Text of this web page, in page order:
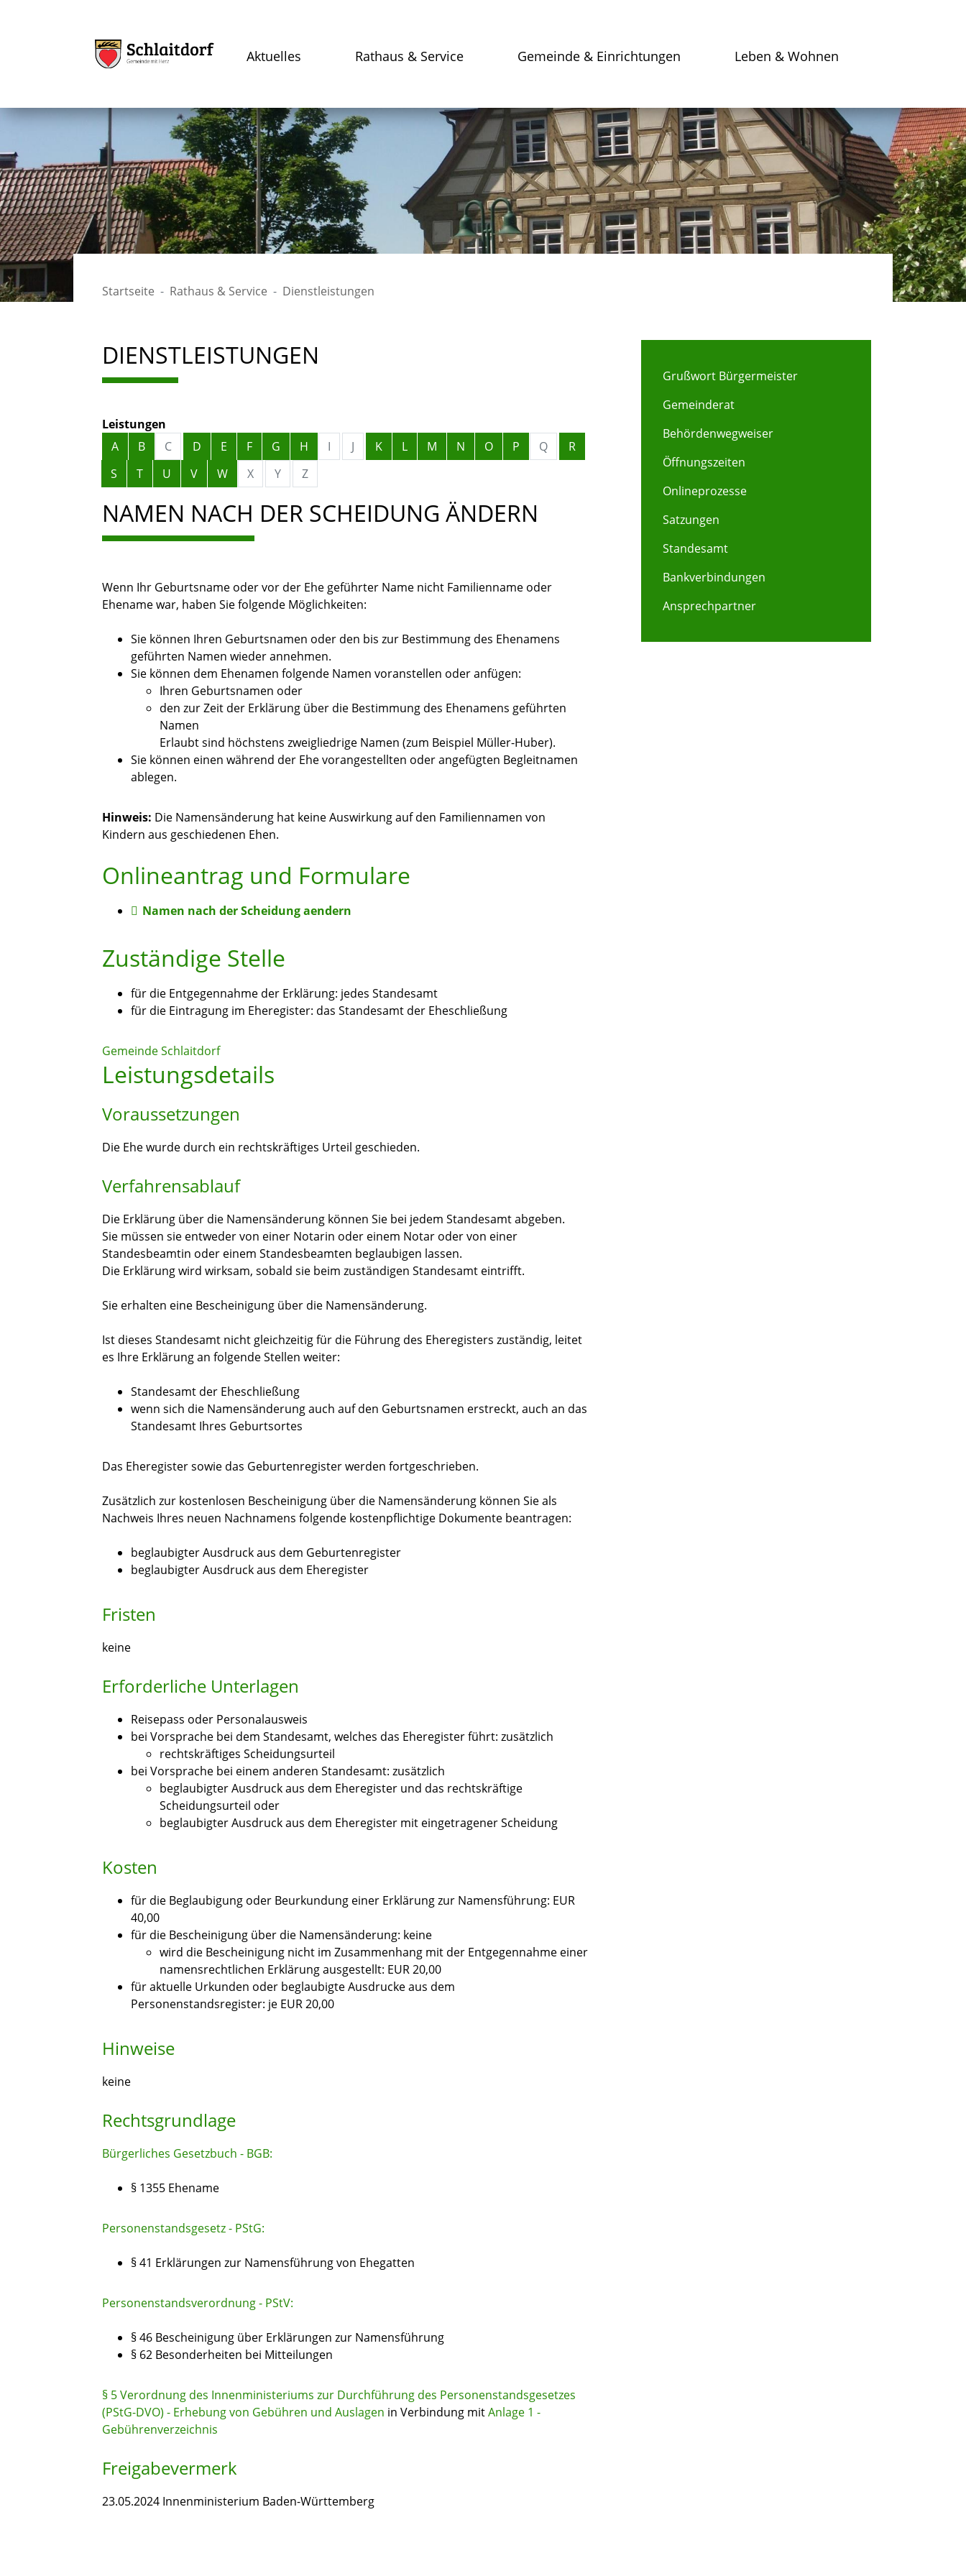
Aktuelles Rathaus & Service Gemeinde & Einrichtungen Leben & Wohnen
Startseite Rathaus & Service Dienstleistungen
DIENSTLEISTUNGEN
Leistungen
Alphabetisches Register überspringen
A B C D E F G H I J K L M N O P Q
R
S
T U V W X Y Z
NAMEN NACH DER SCHEIDUNG ÄNDERN
Wenn Ihr Geburtsname oder vor der Ehe geführter Name nicht Familienname oder
Ehename war, haben Sie folgende Möglichkeiten:
Sie können Ihren Geburtsnamen oder den bis zur Bestimmung des Ehenamens
geführten Namen wieder annehmen.
Sie können dem Ehenamen folgende Namen voranstellen oder anfügen:
Ihren Geburtsnamen oder
den zur Zeit der Erklärung über die Bestimmung des Ehenamens geführten
Namen
Erlaubt sind höchstens zweigliedrige Namen (zum Beispiel Müller-Huber).
Sie können einen während der Ehe vorangestellten oder angefügten Begleitnamen
ablegen.
Hinweis: Die Namensänderung hat keine Auswirkung auf den Familiennamen von
Kindern aus geschiedenen Ehen.
Onlineantrag und Formulare
Namen nach der Scheidung aendern
Zuständige Stelle
für die Entgegennahme der Erklärung: jedes Standesamt
für die Eintragung im Eheregister: das Standesamt der Eheschließung
Gemeinde Schlaitdorf
Leistungsdetails
Voraussetzungen
Die Ehe wurde durch ein rechtskräftiges Urteil geschieden.
Verfahrensablauf
Die Erklärung über die Namensänderung können Sie bei jedem Standesamt abgeben.
Sie müssen sie entweder von einer Notarin oder einem Notar oder von einer
Standesbeamtin oder einem Standesbeamten beglaubigen lassen.
Die Erklärung wird wirksam, sobald sie beim zuständigen Standesamt eintrifft.
Sie erhalten eine Bescheinigung über die Namensänderung.
Ist dieses Standesamt nicht gleichzeitig für die Führung des Eheregisters zuständig, leitet
es Ihre Erklärung an folgende Stellen weiter:
Standesamt der Eheschließung
wenn sich die Namensänderung auch auf den Geburtsnamen erstreckt, auch an das
Standesamt Ihres Geburtsortes
Das Eheregister sowie das Geburtenregister werden fortgeschrieben.
Zusätzlich zur kostenlosen Bescheinigung über die Namensänderung können Sie als
Nachweis Ihres neuen Nachnamens folgende kostenpflichtige Dokumente beantragen:
beglaubigter Ausdruck aus dem Geburtenregister
beglaubigter Ausdruck aus dem Eheregister
Fristen
keine
Erforderliche Unterlagen
Reisepass oder Personalausweis
bei Vorsprache bei dem Standesamt, welches das Eheregister führt: zusätzlich
rechtskräftiges Scheidungsurteil
bei Vorsprache bei einem anderen Standesamt: zusätzlich
beglaubigter Ausdruck aus dem Eheregister und das rechtskräftige
Scheidungsurteil oder
beglaubigter Ausdruck aus dem Eheregister mit eingetragener Scheidung
Kosten
für die Beglaubigung oder Beurkundung einer Erklärung zur Namensführung: EUR
40,00
für die Bescheinigung über die Namensänderung: keine
wird die Bescheinigung nicht im Zusammenhang mit der Entgegennahme einer
namensrechtlichen Erklärung ausgestellt: EUR 20,00
für aktuelle Urkunden oder beglaubigte Ausdrucke aus dem
Personenstandsregister: je EUR 20,00
Hinweise
keine
Rechtsgrundlage
Bürgerliches Gesetzbuch - BGB:
§ 1355 Ehename
Personenstandsgesetz - PStG:
§ 41 Erklärungen zur Namensführung von Ehegatten
Personenstandsverordnung - PStV:
§ 46 Bescheinigung über Erklärungen zur Namensführung
§ 62 Besonderheiten bei Mitteilungen
§ 5 Verordnung des Innenministeriums zur Durchführung des Personenstandsgesetzes
(PStG-DVO) - Erhebung von Gebühren und Auslagen in Verbindung mitAnlage 1 -
Gebührenverzeichnis
Freigabevermerk
23.05.2024 Innenministerium Baden-Württemberg
Grußwort Bürgermeister
Gemeinderat
Behördenwegweiser
Öffnungszeiten
Onlineprozesse
Satzungen
Standesamt
Bankverbindungen
Ansprechpartner